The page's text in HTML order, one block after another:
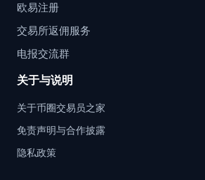
欧易注册
交易所返佣服务
电报交流群
关于与说明
关于币圈交易员之家
免责声明与合作披露
隐私政策